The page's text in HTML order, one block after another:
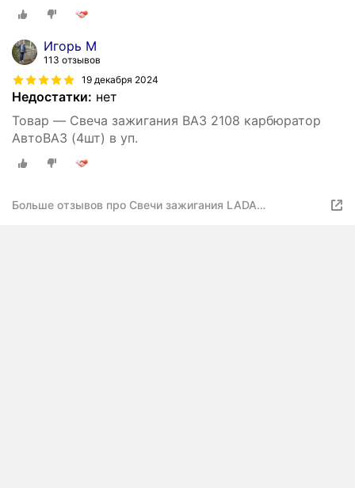
Игорь М
113 отзывов
19 декабря 2024
Недостатки: нет
Товар — Свеча зажигания ВАЗ 2108 карбюратор
АвтоВАЗ (4шт) в уп.
Больше отзывов про Свечи зажигания LADA